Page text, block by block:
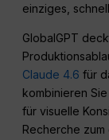
einziges,
GlobalGPT
Claude 4.6für
kombinieren
für visuelle
Recherche